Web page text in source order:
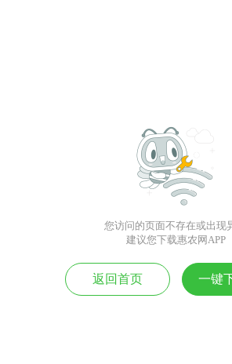
您访问的页面不存在或出现
建议您下载惠农网APP
返回首页 一键